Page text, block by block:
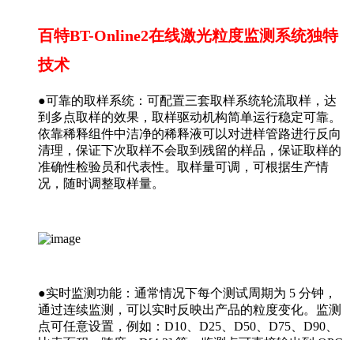
百特BT-Online2在线激光粒度监测系统独特
技术
●可靠的取样系统：可配置三套取样系统轮流取样，达
到多点取样的效果，取样驱动机构简单运行稳定可靠。
依靠稀释组件中洁净的稀释液可以对进样管路进行反向
清理，保证下次取样不会取到残留的样品，保证取样的
准确性检验员和代表性。取样量可调，可根据生产情
况，随时调整取样量。
●实时监测功能：通常情况下每个测试周期为 5 分钟，
通过连续监测，可以实时反映出产品的粒度变化。监测
点可任意设置，例如：D10、D25、D50、D75、D90、